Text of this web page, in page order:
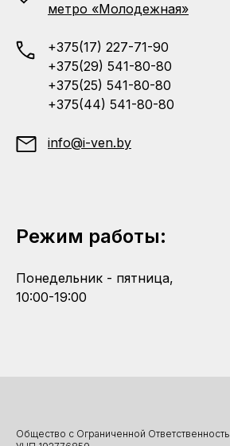
метро «Молодежная»
+375(17) 227-71-90
+375(29) 541-80-80
+375(25) 541-80-80
+375(44) 541-80-80
info@i-ven.by
Режим работы:
Понедельник - пятница,
10:00-19:00
Общество с Ограниченной